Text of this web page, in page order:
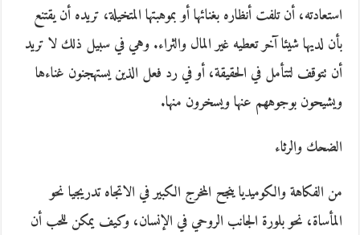
استعادته، أن تلفت أنظاره بغنائها أو بموهبتها المتخيلة، تريده أن يقتنع
بأن لديها شيئا آخر تعطيه غير المال والثراء. وهي في سبيل ذلك لا تريد
أن تتوقف لتتأمل في الحقيقة، أو في رد فعل الذين يستهجنون غناءها
ويشيحون بوجوههم عنها ويسخرون منها.
الضحك والرثاء
من الفكاهة والكوميديا ينجح المخرج الكبير في الاتجاه تدريجيا نحو
المأساة، نحو بلورة الجانب الروحي في الإنسان، وكيف يمكن للحب أن